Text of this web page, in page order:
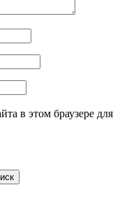
в этом браузере для